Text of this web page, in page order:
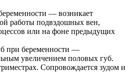
— возникает
работы подвздошных вен,
или на фоне предыдущих
при беременности —
увеличением половых губ.
Сопровождается зудом и